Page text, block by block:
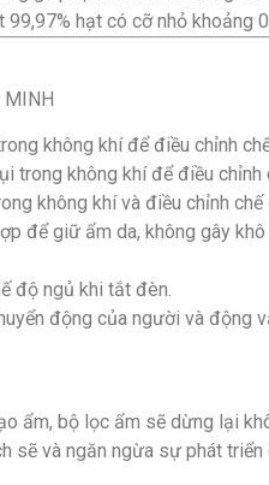
hạt có cỡ nhỏ khoảng
MINH
không khí để điều chỉnh
trong không khí để điều chỉnh
không khí và điều chỉnh chế
để giữ ẩm da, không gây
độ ngủ khi tắt đèn.
động của người và động
ẩm, bộ lọc ẩm sẽ dừng lại
và ngăn ngừa sự phát triển